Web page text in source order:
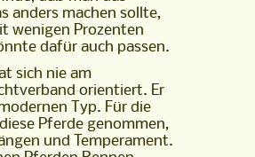
anders machen sollte,
wenigen Prozenten
dafür auch passen.
sich nie am
orientiert. Er
Typ. Für die
Pferde genommen,
und Temperament.